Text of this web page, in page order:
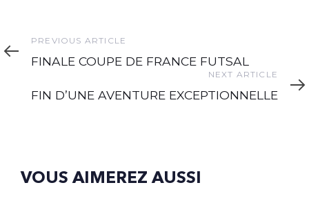
Previous
Article
PREVIOUS ARTICLE
FINALE COUPE DE FRANCE FUTSAL
Article
NEXT ARTICLE
FIN D’UNE AVENTURE EXCEPTIONNELLE
VOUS AIMEREZ AUSSI